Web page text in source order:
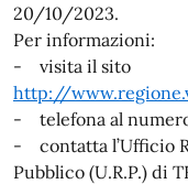
20/10/2023.
Per informazioni:
- visita il sito
http://
- telefona al
- contatta l’Ufficio
Pubblico (U.R.P.) di